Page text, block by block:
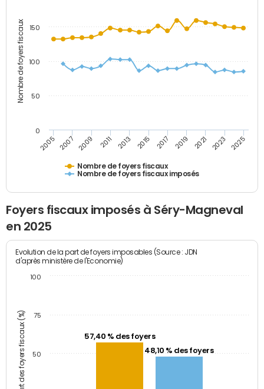
Nombre de foyers fiscaux
Nombre de foyers fiscaux
Nombre de foyers fiscaux imposés
2005 2007 2009 2011 2013 2015 2017 2019 2021 2023 2025
0
50
100
150
Foyers fiscaux imposés à Séry-Magneval
en 2025
Part des foyers fiscaux (%)
Evolution de la part de foyers imposables (Source : JDN
d'après ministère de l'Economie)
57,40 % des foyers
48,10 % des foyers
50
75
100